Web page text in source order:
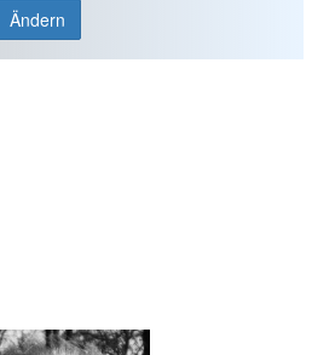
Ändern